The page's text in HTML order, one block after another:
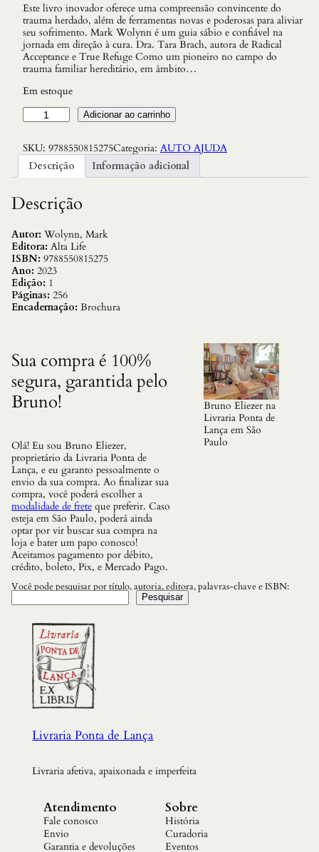
Este livro inovador oferece uma compreensão convincente do
trauma herdado, além de ferramentas novas e poderosas para aliviar
seu sofrimento. Mark Wolynn é um guia sábio e confiável na
jornada em direção à cura. Dra. Tara Brach, autora de Radical
Acceptance e True Refuge Como um pioneiro no campo do
trauma familiar hereditário, em âmbito…
Em estoque
N
a
C
m
c
o
c
o
m
V
o
c
e
m
o
o
T
r
m
a
F
a
m
i
l
i
a
r
H
e
r
a
Adicionar ao carrinho
SKU: 9788550815275Categoria: AUTO AJUDA
Descrição
Informação adicional
Descrição
Autor: Wolynn, Mark
Editora: Alta Life
ISBN: 9788550815275
Ano: 2023
Edição: 1
Páginas: 256
Encadernação: Brochura
Sua compra é 100%
segura, garantida pelo
Bruno!
Olá! Eu sou Bruno Eliezer,
proprietário da Livraria Ponta de
Lança, e eu garanto pessoalmente o
envio da sua compra. Ao finalizar sua
compra, você poderá escolher a
modalidade de frete que preferir. Caso
esteja em São Paulo, poderá ainda
optar por vir buscar sua compra na
loja e bater um papo conosco!
Aceitamos pagamento por débito,
crédito, boleto, Pix, e Mercado Pago.
Bruno Eliezer na
Livraria Ponta de
Lança em São
Paulo
Você pode pesquisar por título, autoria, editora, palavras-chave e ISBN:
Pesquisar
Livraria Ponta de Lança
Livraria afetiva, apaixonada e imperfeita
Atendimento
Fale conosco
Envio
Garantia e devoluções
Sobre
História
Curadoria
Eventos